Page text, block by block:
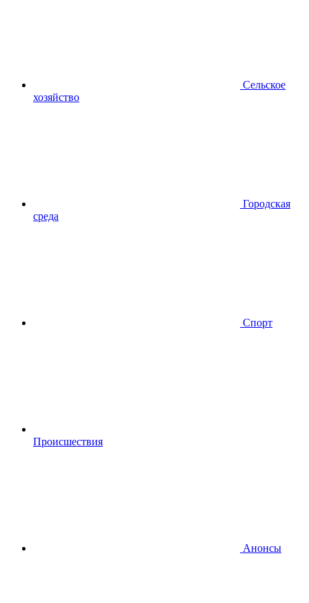
Сельское
хозяйство
Городская
среда
Спорт
Происшествия
Анонсы